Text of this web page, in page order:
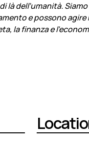
dell’umanità.
e possono
la finanza e